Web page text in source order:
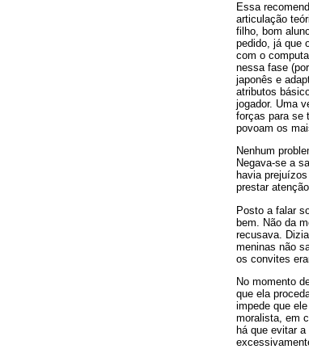
Essa
articulação
filho, bom
pedido, já que
com o
nessa fase
japonês e
atributos
jogador. Uma
forças para se
povoam os
Nenhum
Negava-se a
havia
prestar
Posto a falar
bem. Não da
recusava.
meninas não
os convites
No momento
que ela
impede que
moralista, em
há que evitar